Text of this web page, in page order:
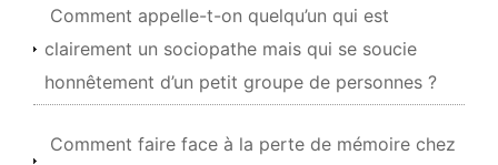
Comment appelle-t-on quelqu’un qui est
clairement un sociopathe mais qui se soucie
honnêtement d’un petit groupe de personnes ?
Comment faire face à la perte de mémoire chez